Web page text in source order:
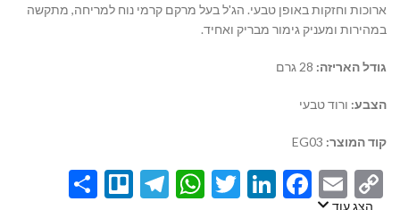
ארוכות וחזקות באופן טבעי. הג'ל בעל מרקם קרמי נוח למריחה, מתקשה
במהירות ומעניק גימור מבריק ואחיד.
גודל האריזה:
הצבע: ורוד טבעי
קוד המוצר: EG03
Copy
Email
Facebook
LinkedIn
Twitter
WhatsApp
Telegram
Trello
הצג עוד